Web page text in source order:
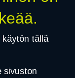
3 arkipäivää
käytön tällä
sivuston